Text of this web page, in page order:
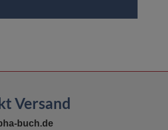
Versand
buch.de